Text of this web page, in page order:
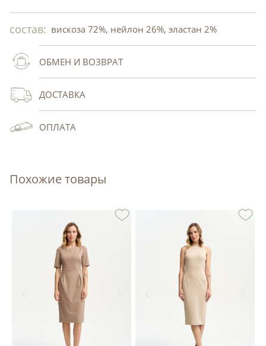
состав: вискоза 72%, нейлон 26%, эластан 2%
ОБМЕН И ВОЗВРАТ
ДОСТАВКА
ОПЛАТА
Похожие товары